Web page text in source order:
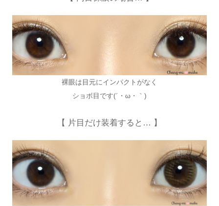
裸眼は目元にインパクトがなく
ショボ目です(´・ω・｀)
【 片目だけ装着すると… 】